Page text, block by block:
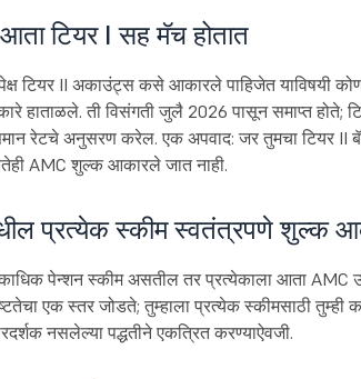
टियर I सह मॅच होतात
टियर II अकाउंट्स कसे आकारले पाहिजेत याविषयी
हाताळले. ती विसंगती जुलै 2026 पासून समाप्त होते;
रेटचे अनुसरण करेल. एक अपवाद: जर तुमचा टियर II
AMC शुल्क आकारले जात नाही.
प्रत्येक स्कीम स्वतंत्रपणे शुल्क
पेन्शन स्कीम असतील तर प्रत्येकाला आता AMC
एक स्तर जोडते; तुम्हाला प्रत्येक स्कीमसाठी
नसलेल्या पद्धतीने एकत्रित करण्याऐवजी.